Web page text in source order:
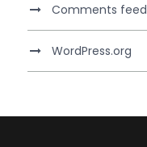
Comments feed
WordPress.org